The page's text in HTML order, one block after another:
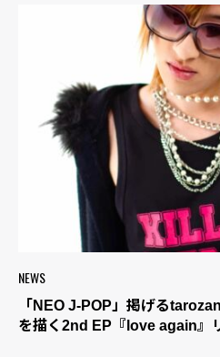
NEWS
「NEO J-POP」掲げる
を描く2nd EP『love again』